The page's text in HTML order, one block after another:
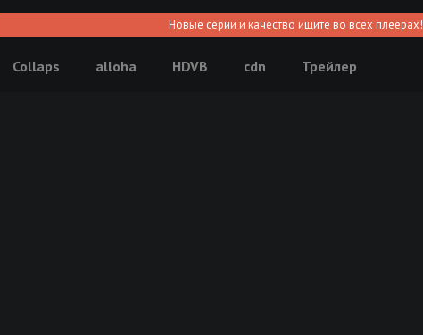
Новые серии и качество ищите во всех плеерах!
Collaps alloha HDVB cdn Трейлер